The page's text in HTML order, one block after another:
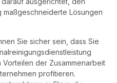
maßgeschneiderte Lösungen
Sie sicher sein, dass Sie
der Zusammenarbeit
profitieren.